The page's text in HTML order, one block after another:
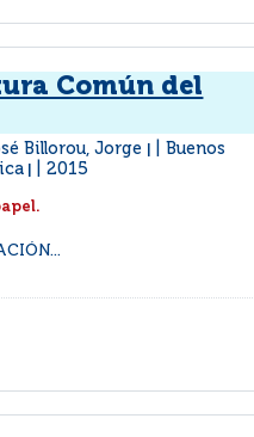
Común del
Billorou, Jorge
Buenos
2015